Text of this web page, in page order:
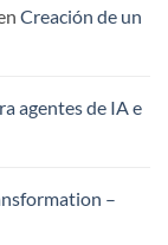
Creación de un
agentes de IA e
–